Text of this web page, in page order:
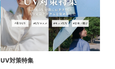
UV対策特集